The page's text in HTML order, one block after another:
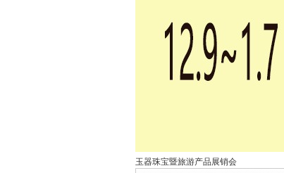
玉器珠宝暨旅游产品展销会